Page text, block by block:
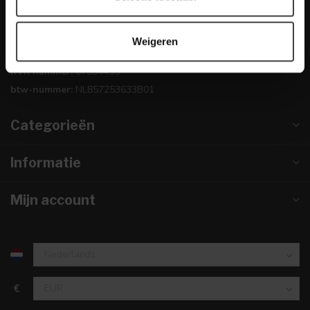
Weigeren
info@dewoonwinkel.nl
KVK nummer:67984495
btw-nummer: NL857253633B01
Categorieën
Informatie
Mijn account
€